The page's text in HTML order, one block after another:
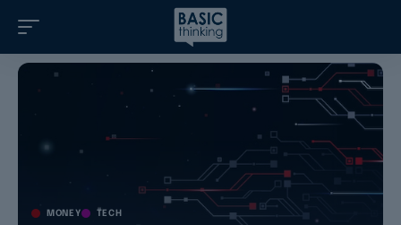
MONEY TECH